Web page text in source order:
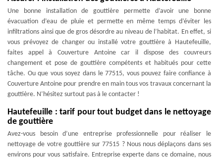
Une bonne installation de gouttière permette d’avoir une bonne
évacuation d’eau de pluie et permette en même temps d’éviter les
infiltrations ainsi que de gros désordre au niveau de l’habitat. En effet, si
vous prévoyez de changer ou installé votre gouttière à Hautefeuille,
faites appel à Couverture Antoine car il dispose des couvreurs
changement et pose de gouttière compétents et habitués pour cette
tâche. Ou que vous soyez dans le 77515, vous pouvez faire confiance à
Couverture Antoine pour prendre en main tous vos travaux concernant la
gouttière. N’hésitez surtout pas à le contacter !
Hautefeuille : tarif pour tout budget dans le nettoyage
de gouttière
Avez-vous besoin d’une entreprise professionnelle pour réaliser le
nettoyage de votre gouttière sur 77515 ? Nous nous déplaçons dans ses
environs pour vous satisfaire. Entreprise experte dans ce domaine, nous